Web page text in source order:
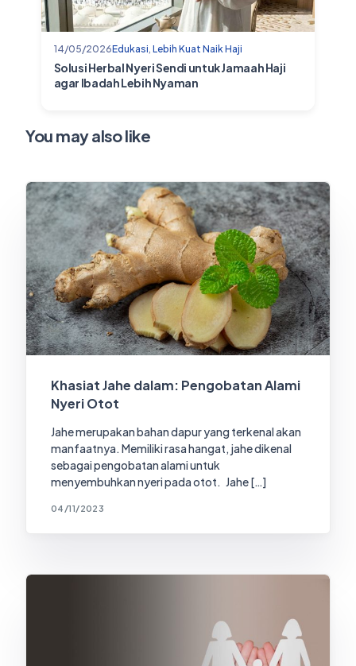
14/05/2026Edukasi, Lebih Kuat Naik Haji
Solusi Herbal Nyeri Sendi untuk Jamaah Haji
agar Ibadah Lebih Nyaman
You may also like
Khasiat Jahe dalam: Pengobatan Alami
Nyeri Otot
Jahe merupakan bahan dapur yang terkenal akan
manfaatnya. Memiliki rasa hangat, jahe dikenal
sebagai pengobatan alami untuk
menyembuhkan nyeri pada otot. Jahe […]
04/11/2023